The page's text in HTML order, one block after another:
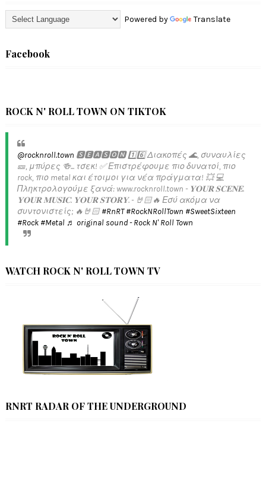
Powered by Translate
Facebook
ROCK N' ROLL TOWN ON TIKTOK
@rocknroll.town 🆂🅴🅰🆂🅾🅽 1️⃣6️⃣ Διακοπές 🌊, συναυλίες
🎫, μπύρες 🍻... τσεκ! ✅️ Επιστρέφουμε πιο δυνατοί, πιο
rock, πιο metal και έτοιμοι για νέα πράγματα! 💥 💻
Πληκτρολογούμε ξανά: www.rocknroll.town - 𝐘𝐎𝐔𝐑 𝐒𝐂𝐄𝐍𝐄.
𝐘𝐎𝐔𝐑 𝐌𝐔𝐒𝐈𝐂. 𝐘𝐎𝐔𝐑 𝐒𝐓𝐎𝐑𝐘. - 🤘🏻🔥 Εσύ ακόμα να
συντονιστείς; 🔥🤘🏻#RnRT #RockNRollTown #SweetSixteen
#Rock #Metal ♬ original sound - Rock N' Roll Town
WATCH ROCK N' ROLL TOWN TV
RNRT RADAR OF THE UNDERGROUND